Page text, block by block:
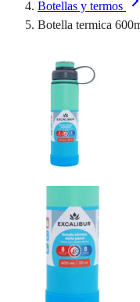
Botellas y termos
Botella termica